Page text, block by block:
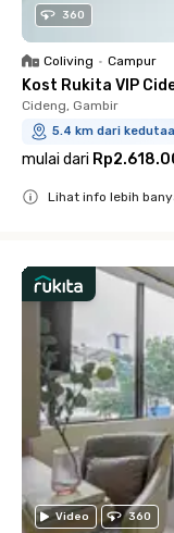
360
Coliving • Campur
Kost Rukita VIP
Cideng, Gambir
5.4 km dari
mulai dari
Lihat info lebih
Video 360